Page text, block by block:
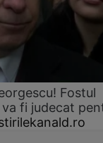
Fostul
fi judecat